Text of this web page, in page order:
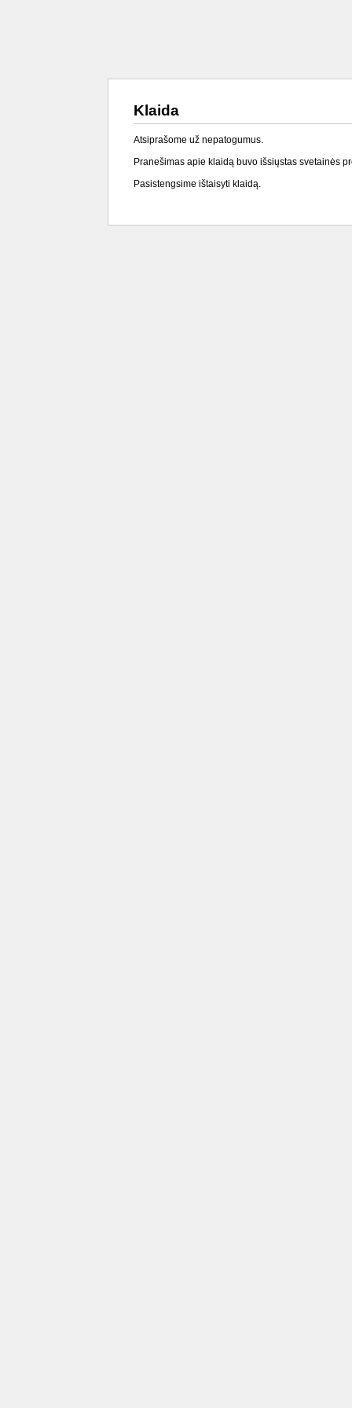
Klaida
Atsiprašome už nepatogumus.
Pranešimas apie klaidą buvo išsiųstas svetainės
Pasistengsime ištaisyti klaidą.